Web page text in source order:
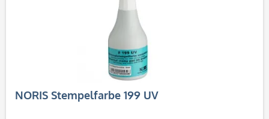
NORIS Stempelfarbe 199 UV